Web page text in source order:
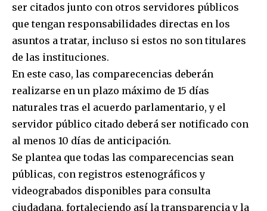
ser citados junto con otros servidores públicos
que tengan responsabilidades directas en los
asuntos a tratar, incluso si estos no son titulares
de las instituciones.
En este caso, las comparecencias deberán
realizarse en un plazo máximo de 15 días
naturales tras el acuerdo parlamentario, y el
servidor público citado deberá ser notificado con
al menos 10 días de anticipación.
Se plantea que todas las comparecencias sean
públicas, con registros estenográficos y
videograbados disponibles para consulta
ciudadana, fortaleciendo así la transparencia y la